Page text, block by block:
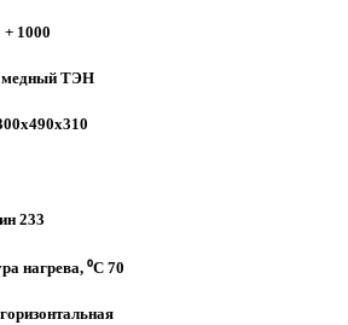
1000
медный ТЭН
233
нагрева, ⁰C 70